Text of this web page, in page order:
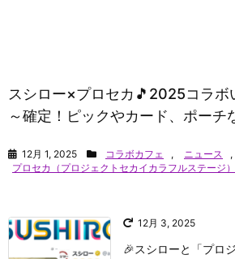
スシロー×プロセカ🎵2025コラボ
～確定！ピックやカード、ポーチ
12月 1, 2025 コラボカフェ , ニュース
,
プロセカ（プロジェクトセカイカラフルステージ）
12月 3, 2025
🎉スシローと「プロ